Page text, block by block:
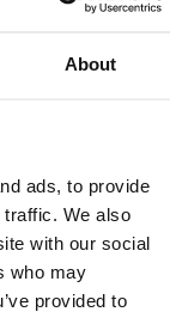
About
ads, to provide
We also
with our social
who may
provided to
mit einem